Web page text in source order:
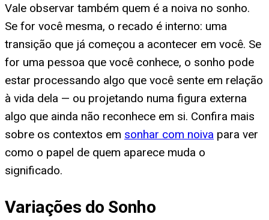
Vale observar também quem é a noiva no sonho.
Se for você mesma, o recado é interno: uma
transição que já começou a acontecer em você. Se
for uma pessoa que você conhece, o sonho pode
estar processando algo que você sente em relação
à vida dela — ou projetando numa figura externa
algo que ainda não reconhece em si. Confira mais
sobre os contextos em sonhar com noiva para ver
como o papel de quem aparece muda o
significado.
Variações do Sonho